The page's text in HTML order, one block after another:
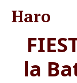
Haro
la